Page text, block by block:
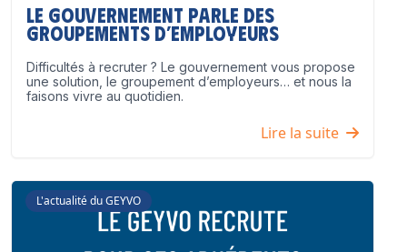
Le Gouvernement parle des
groupements d’employeurs
Difficultés à recruter ? Le gouvernement vous propose
une solution, le groupement d’employeurs… et nous la
faisons vivre au quotidien.
Lire la suite
L'actualité du GEYVO